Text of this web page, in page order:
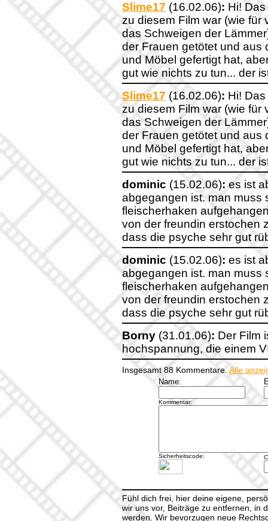
Slime17 (16.02.06): Hi!
zu diesem Film war (wie für
das Schweigen der
der Frauen getötet und aus
und Möbel gefertigt hat,
gut wie nichts zu tun... der
Slime17 (16.02.06): Hi!
zu diesem Film war (wie für
das Schweigen der
der Frauen getötet und aus
und Möbel gefertigt hat,
gut wie nichts zu tun... der
dominic (15.02.06): es ist
abgegangen ist. man muss
fleischerhaken
von der freundin erstochen
dass die psyche sehr gut
dominic (15.02.06): es ist
abgegangen ist. man muss
fleischerhaken
von der freundin erstochen
dass die psyche sehr gut
Borny (31.01.06): Der Film
hochspannung, die einem
Insgesamt 88 Kommentare. Alle
Name:
Kommentar:
Sicherheitscode:
Fühl dich frei, hier deine eigene,
wir uns vor, Beiträge zu entfernen, in
werden. Wir bevorzugen neue